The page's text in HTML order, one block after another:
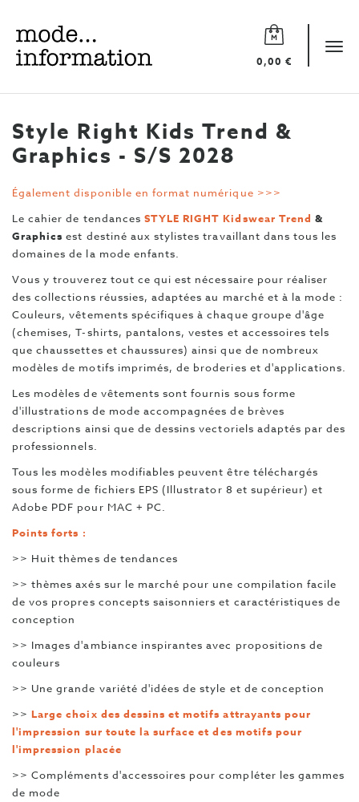
0,00 €
Mode
information
Style Right Kids Trend &
Graphics - S/S 2028
Également disponible en format numérique >>>
Le cahier de tendances STYLE RIGHT Kidswear Trend&
Graphics est destiné aux stylistes travaillant dans tous les
domaines de la mode enfants.
Vous y trouverez tout ce qui est nécessaire pour réaliser
des collections réussies, adaptées au marché et à la mode :
Couleurs, vêtements spécifiques à chaque groupe d'âge
(chemises, T-shirts, pantalons, vestes et accessoires tels
que chaussettes et chaussures) ainsi que de nombreux
modèles de motifs imprimés, de broderies et d'applications.
Les modèles de vêtements sont fournis sous forme
d'illustrations de mode accompagnées de brèves
descriptions ainsi que de dessins vectoriels adaptés par des
professionnels.
Tous les modèles modifiables peuvent être téléchargés
sous forme de fichiers EPS (Illustrator 8 et supérieur) et
Adobe PDF pour MAC + PC.
Points forts :
>> Huit thèmes de tendances
>> thèmes axés sur le marché pour une compilation facile
de vos propres concepts saisonniers et caractéristiques de
conception
>> Images d'ambiance inspirantes avec propositions de
couleurs
>> Une grande variété d'idées de style et de conception
>> Large choix des dessins et motifs attrayants pour
l'impression sur toute la surface et des motifs pour
l'impression placée
>> Compléments d'accessoires pour compléter les gammes
de mode